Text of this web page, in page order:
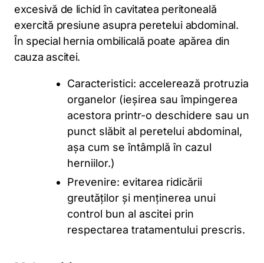
excesivă de lichid în cavitatea peritoneală
exercită presiune asupra peretelui abdominal.
În special hernia ombilicală poate apărea din
cauza ascitei.
Caracteristici: accelerează protruzia
organelor (ieșirea sau împingerea
acestora printr-o deschidere sau un
punct slăbit al peretelui abdominal,
așa cum se întâmplă în cazul
herniilor.)
Prevenire: evitarea ridicării
greutăților și menținerea unui
control bun al ascitei prin
respectarea tratamentului prescris.